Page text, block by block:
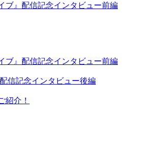
』配信記念インタビュー前編
』配信記念インタビュー前編
信記念インタビュー後編
紹介！